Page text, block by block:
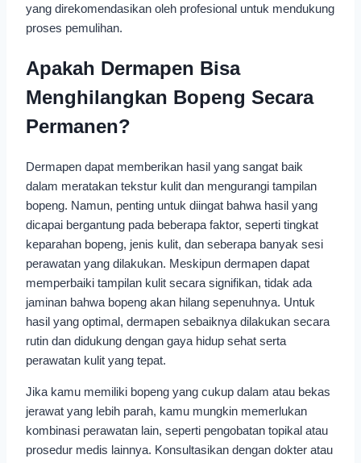
yang direkomendasikan oleh profesional untuk mendukung
proses pemulihan.
Apakah Dermapen Bisa
Menghilangkan Bopeng Secara
Permanen?
Dermapen dapat memberikan hasil yang sangat baik
dalam meratakan tekstur kulit dan mengurangi tampilan
bopeng. Namun, penting untuk diingat bahwa hasil yang
dicapai bergantung pada beberapa faktor, seperti tingkat
keparahan bopeng, jenis kulit, dan seberapa banyak sesi
perawatan yang dilakukan. Meskipun dermapen dapat
memperbaiki tampilan kulit secara signifikan, tidak ada
jaminan bahwa bopeng akan hilang sepenuhnya. Untuk
hasil yang optimal, dermapen sebaiknya dilakukan secara
rutin dan didukung dengan gaya hidup sehat serta
perawatan kulit yang tepat.
Jika kamu memiliki bopeng yang cukup dalam atau bekas
jerawat yang lebih parah, kamu mungkin memerlukan
kombinasi perawatan lain, seperti pengobatan topikal atau
prosedur medis lainnya. Konsultasikan dengan dokter atau